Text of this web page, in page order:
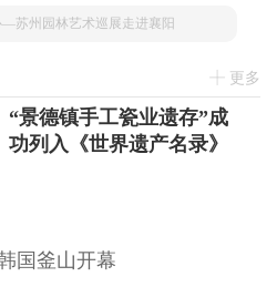
—苏州园林艺术巡展走进襄阳
更多
“景德镇手工瓷业遗存”成
功列入《世界遗产名录》
国釜山开幕